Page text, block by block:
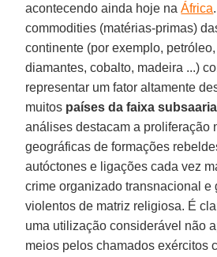
acontecendo ainda hoje naÁfrica
commodities (matérias-primas)
continente (por exemplo,
diamantes, cobalto, madeira ...)
representar um fator altamente
muitos países da faixa
análises destacam a proliferação
geográficas de formações
autóctones e ligações cada vez
crime organizado transnacional e
violentos de matriz religiosa. É
uma utilização considerável não
meios pelos chamados exércitos